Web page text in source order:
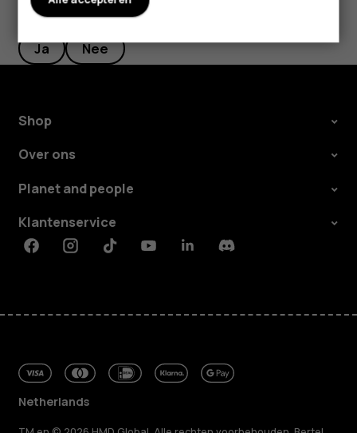
Was deze informatie nuttig?
Ja Nee
Shop
Over ons
Planet and people
Klantenservice
FacebookInstagramTiktokYoutubeLinkedinDiscord
Netherlands